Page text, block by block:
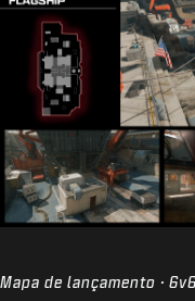
Mapa de lançamento ·